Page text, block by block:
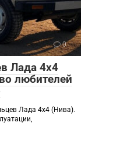
0
Лада 4х4
любителей
Лада 4х4 (Нива).